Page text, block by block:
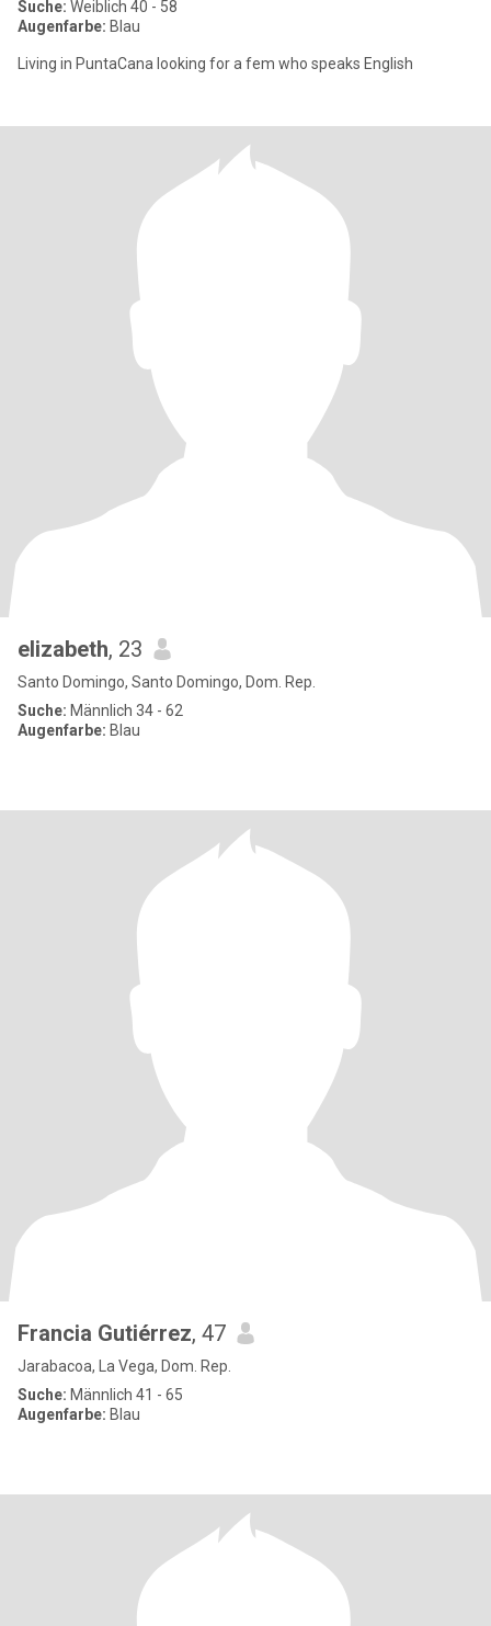
Suche: Weiblich 40 - 58
Augenfarbe: Blau
Living in PuntaCana looking for a fem who speaks English
elizabeth, 23
Santo Domingo, Santo Domingo, Dom. Rep.
Suche: Männlich 34 - 62
Augenfarbe: Blau
Francia Gutiérrez, 47
Jarabacoa, La Vega, Dom. Rep.
Suche: Männlich 41 - 65
Augenfarbe: Blau